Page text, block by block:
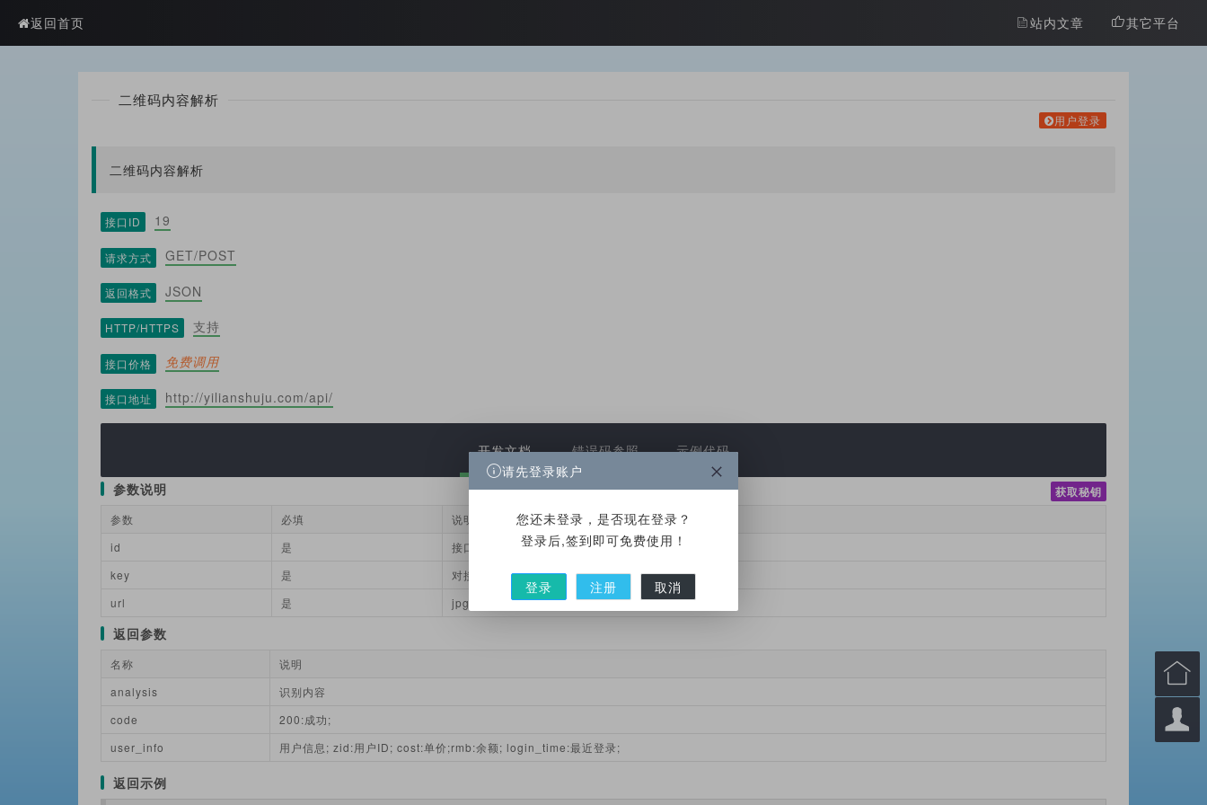
返回首页 站内文章 其它平台
二维码内容解析
用户登录
二维码内容解析
接口ID 19
请求方式 GET/POST
返回格式 JSON
HTTP/HTTPS 支持
接口价格 免费调用
接口地址 http://yilianshuju.com/api/
开发文档 错误码参照 示例代码
参数说明 获取秘钥
参数 必填
说明
id
是
接口ID
key
是
对接秘钥
url
是 jpg或png后缀的二维码链接
返回参数
名称
说明
analysis
识别内容
code
200:成功;
user_info
用户信息; zid:用户ID; cost:单价;rmb:余额; login_time:最近登录;
返回示例


请先登录账户
您还未登录，是否现在登录？
登录后,签到即可免费使用！
登录 注册 取消